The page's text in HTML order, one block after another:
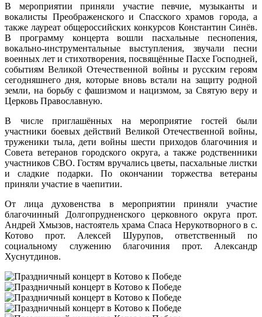
В мероприятии приняли участие певчие, музыканты и
вокалисты Преображенского и Спасского храмов города, а
также лауреат общероссийских конкурсов Константин Синёв.
В программу концерта вошли пасхальные песнопения,
вокально-инструментальные выступления, звучали песни
военных лет и стихотворения, посвящённые Пасхе Господней,
событиям Великой Отечественной войны и русским героям
сегодняшнего дня, которые вновь встали на защиту родной
земли, на борьбу с фашизмом и нацизмом, за Святую веру и
Церковь Православную.
В числе приглашённых на мероприятие гостей были
участники боевых действий Великой Отечественной войны,
труженики тыла, дети войны шести приходов благочиния и
Совета ветеранов городского округа, а также родственники
участников СВО. Гостям вручались цветы, пасхальные листки
и сладкие подарки. По окончании торжества ветераны
приняли участие в чаепитии.
От лица духовенства в мероприятии приняли участие
благочинный Долгопрудненского церковного округа прот.
Андрей Хмызов, настоятель храма Спаса Нерукотворного в с.
Котово прот. Алексей Шурупов, ответственный по
социальному служению благочиния прот. Александр
Хуснутдинов.